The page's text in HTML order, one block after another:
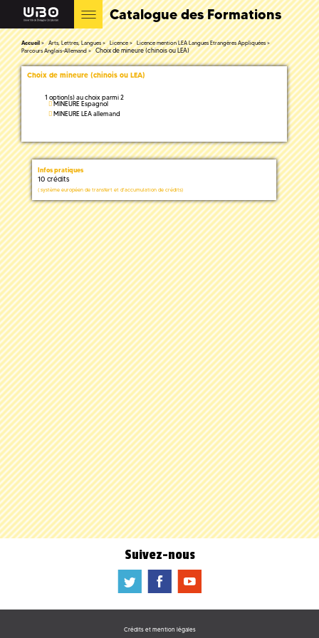
Catalogue des Formations
Accueil Arts, Lettres, Langues Licence
Licence mention LEA Langues Etrangères Appliquées
Parcours Anglais-Allemand
Choix de mineure (chinois ou LEA)
Choix de mineure (chinois ou LEA)
1 option(s) au choix parmi 2
MINEURE Espagnol
MINEURE LEA allemand
Infos pratiques
10 crédits
( système européen de transfert et d'accumulation de crédits)
Suivez-nous
a b f
Crédits et mention légales